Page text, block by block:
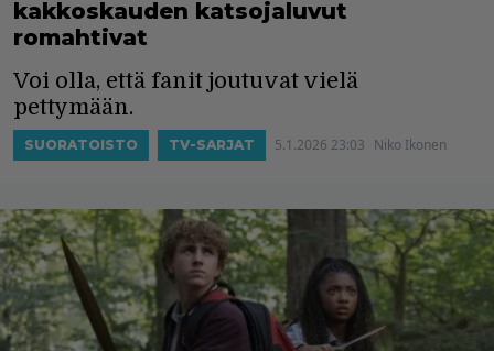
kakkoskauden katsojaluvut
romahtivat
Voi olla, että fanit joutuvat vielä
pettymään.
SUORATOISTO TV-SARJAT 5.1.2026 23:03 Niko Ikonen